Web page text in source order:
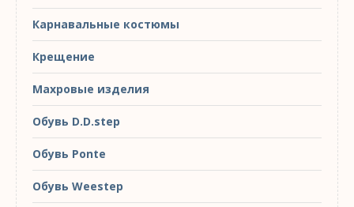
Карнавальные костюмы
Крещение
Махровые изделия
Обувь D.D.step
Обувь Ponte
Обувь Weestep